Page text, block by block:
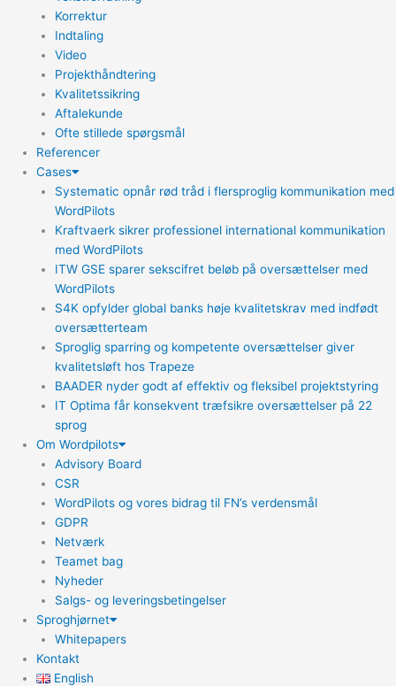
Korrektur
Indtaling
Video
Projekthåndtering
Kvalitetssikring
Aftalekunde
Ofte stillede spørgsmål
Referencer
Cases
Systematic opnår rød tråd i flersproglig kommunikation med
WordPilots
Kraftvaerk sikrer professionel international kommunikation
med WordPilots
ITW GSE sparer sekscifret beløb på oversættelser med
WordPilots
S4K opfylder global banks høje kvalitetskrav med indfødt
oversætterteam
Sproglig sparring og kompetente oversættelser giver
kvalitetsløft hos Trapeze
BAADER nyder godt af effektiv og fleksibel projektstyring
IT Optima får konsekvent træfsikre oversættelser på 22
sprog
Om Wordpilots
Advisory Board
CSR
WordPilots og vores bidrag til FN’s verdensmål
GDPR
Netværk
Teamet bag
Nyheder
Salgs- og leveringsbetingelser
Sproghjørnet
Whitepapers
Kontakt
English